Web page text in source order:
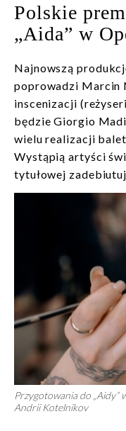
Polskie
„Aida” w
Najnowszą
poprowadzi Marcin
inscenizacji
będzie Giorgio
wielu realizacji
Wystąpią artyści
tytułowej
Przygotowania do „Aidy”
Andrii Kotelnikov